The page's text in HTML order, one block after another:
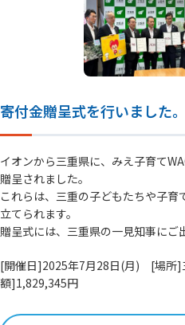
寄付金贈呈式を行いました。
イオンから三重県に、みえ子育て
贈呈されました。
これらは、三重の子どもたちや子
立てられます。
贈呈式には、三重県の一見知事にご
[開催日]2025年7月28日(月) [場所
額]1,829,345円